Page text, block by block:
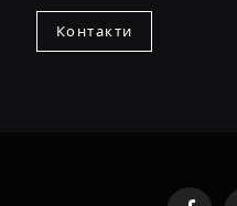
Контакти